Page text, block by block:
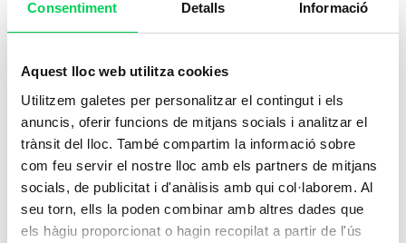
Consentiment Detalls Informació
Aquest lloc web utilitza cookies
Utilitzem galetes per personalitzar el contingut i els
anuncis, oferir funcions de mitjans socials i analitzar el
trànsit del lloc. També compartim la informació sobre
com feu servir el nostre lloc amb els partners de mitjans
socials, de publicitat i d'anàlisis amb qui col·laborem. Al
seu torn, ells la poden combinar amb altres dades que
els hàgiu proporcionat o hagin recopilat a partir de l'ús